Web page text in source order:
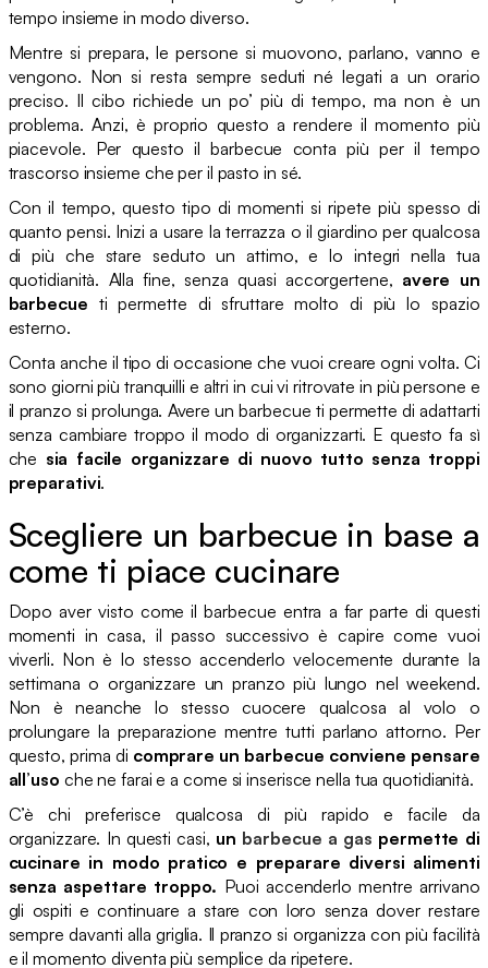
tempo insieme in modo diverso.
Mentre si prepara, le persone si muovono, parlano, vanno e
vengono. Non si resta sempre seduti né legati a un orario
preciso. Il cibo richiede un po’ più di tempo, ma non è un
problema. Anzi, è proprio questo a rendere il momento più
piacevole. Per questo il barbecue conta più per il tempo
trascorso insieme che per il pasto in sé.
Con il tempo, questo tipo di momenti si ripete più spesso di
quanto pensi. Inizi a usare la terrazza o il giardino per qualcosa
di più che stare seduto un attimo, e lo integri nella tua
quotidianità. Alla fine, senza quasi accorgertene, avere un
barbecue ti permette di sfruttare molto di più lo spazio
esterno.
Conta anche il tipo di occasione che vuoi creare ogni volta. Ci
sono giorni più tranquilli e altri in cui vi ritrovate in più persone e
il pranzo si prolunga. Avere un barbecue ti permette di adattarti
senza cambiare troppo il modo di organizzarti. E questo fa sì
che sia facile organizzare di nuovo tutto senza troppi
preparativi.
Scegliere un barbecue in base a
come ti piace cucinare
Dopo aver visto come il barbecue entra a far parte di questi
momenti in casa, il passo successivo è capire come vuoi
viverli. Non è lo stesso accenderlo velocemente durante la
settimana o organizzare un pranzo più lungo nel weekend.
Non è neanche lo stesso cuocere qualcosa al volo o
prolungare la preparazione mentre tutti parlano attorno. Per
questo, prima di comprare un barbecue conviene pensare
all’uso che ne farai e a come si inserisce nella tua quotidianità.
C’è chi preferisce qualcosa di più rapido e facile da
organizzare. In questi casi, un barbecue a gas permette di
cucinare in modo pratico e preparare diversi alimenti
senza aspettare troppo. Puoi accenderlo mentre arrivano
gli ospiti e continuare a stare con loro senza dover restare
sempre davanti alla griglia. Il pranzo si organizza con più facilità
e il momento diventa più semplice da ripetere.